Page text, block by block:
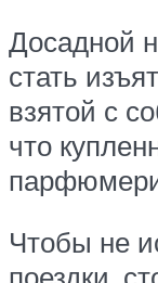
Досадной
стать
взятой с
что
Чтобы не